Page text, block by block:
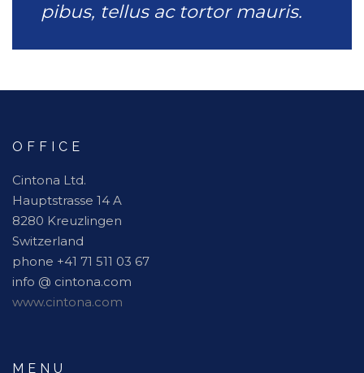
pibus, tellus ac tortor mauris.
OFFICE
Cintona Ltd.
Hauptstrasse 14 A
8280 Kreuzlingen
Switzerland
phone +41 71 511 03 67
info @ cintona.com
www.cintona.com
MENU